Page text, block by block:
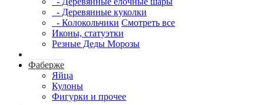
- Деревянные куколки
- Колокольчики Смотреть все
Иконы, статуэтки
Резные Деды Морозы
Фаберже
Яйца
Кулоны
Фигурки и прочее